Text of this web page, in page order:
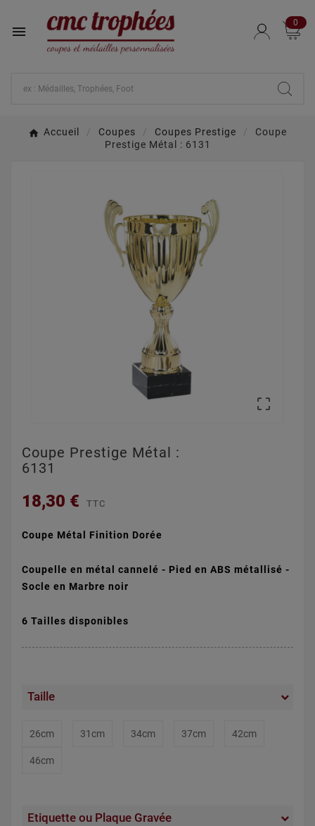

0
Accueil Coupes Coupes Prestige
Coupe
Prestige Métal : 6131

Coupe Prestige Métal :
6131
18,30 € TTC
Coupe Métal Finition Dorée
Coupelle en métal cannelé - Pied en ABS métallisé -
Socle en Marbre noir
6 Tailles disponibles
Taille
26cm 31cm 34cm 37cm 42cm
46cm
Etiquette ou Plaque Gravée